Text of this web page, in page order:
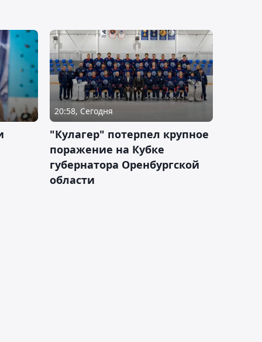
20:58, Сегодня
"Кулагер" потерпел крупное
поражение на Кубке
губернатора Оренбургской
области